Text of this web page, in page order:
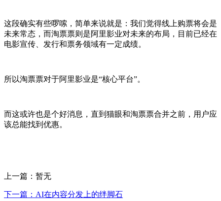
这段确实有些啰嗦，简单来说就是：我们觉得线上购票将会是
未来常态，而淘票票则是阿里影业对未来的布局，目前已经在
电影宣传、发行和票务领域有一定成绩。
所以淘票票对于阿里影业是“核心平台”。
而这或许也是个好消息，直到猫眼和淘票票合并之前，用户应
该总能找到优惠。
上一篇：暂无
下一篇：AI在内容分发上的绊脚石